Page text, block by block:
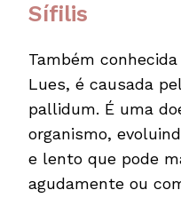
Sífilis
Também
Lues, é causada
pallidum. É uma
organismo,
e lento que pode
agudamente ou